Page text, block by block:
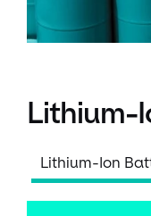
Lithium-
Lithium-Ion